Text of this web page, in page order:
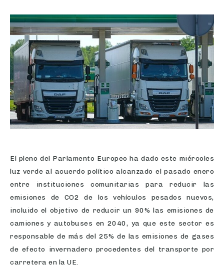
El pleno del Parlamento Europeo ha dado este miércoles
luz verde al acuerdo político alcanzado el pasado enero
entre instituciones comunitarias para reducir las
emisiones de CO2 de los vehículos pesados nuevos,
incluido el objetivo de reducir un 90% las emisiones de
camiones y autobuses en 2040, ya que este sector es
responsable de más del 25% de las emisiones de gases
de efecto invernadero procedentes del transporte por
carretera en la UE.